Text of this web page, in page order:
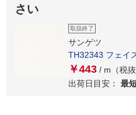
さい
取扱終了
サンゲツ
TH32343 フェイ
￥443 / m（税抜
出荷日目安：
最